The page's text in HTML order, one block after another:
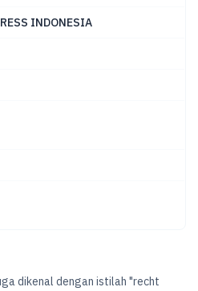
INDONESIA
dikenal dengan istilah "recht